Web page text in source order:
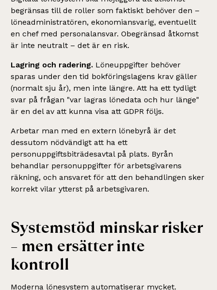
begränsas till de roller som faktiskt behöver den –
löneadministratören, ekonomiansvarig, eventuellt
en chef med personalansvar. Obegränsad åtkomst
är inte neutralt – det är en risk.
Lagring och radering. Löneuppgifter behöver
sparas under den tid bokföringslagens krav gäller
(normalt sju år), men inte längre. Att ha ett tydligt
svar på frågan "var lagras lönedata och hur länge"
är en del av att kunna visa att GDPR följs.
Arbetar man med en extern lönebyrå är det
dessutom nödvändigt att ha ett
personuppgiftsbiträdesavtal på plats. Byrån
behandlar personuppgifter för arbetsgivarens
räkning, och ansvaret för att den behandlingen sker
korrekt vilar ytterst på arbetsgivaren.
Systemstöd minskar risker
– men ersätter inte
kontroll
Moderna lönesystem automatiserar mycket.